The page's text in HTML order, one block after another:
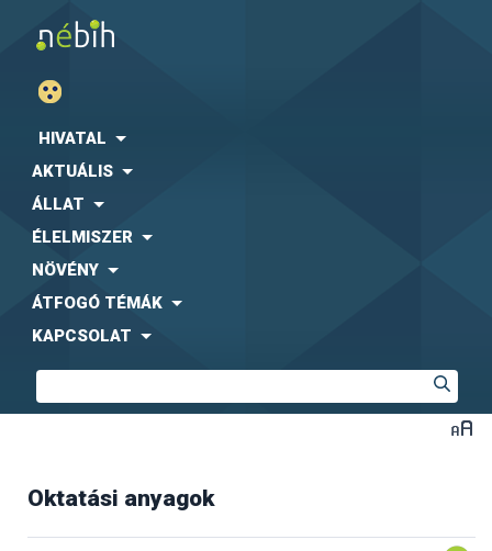
HIVATAL
AKTUÁLIS
ÁLLAT
ÉLELMISZER
NÖVÉNY
ÁTFOGÓ TÉMÁK
KAPCSOLAT
Oktatási anyagok